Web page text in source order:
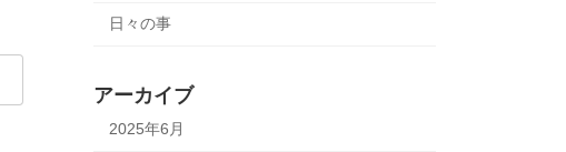
日々の事
アーカイブ
2025年6月